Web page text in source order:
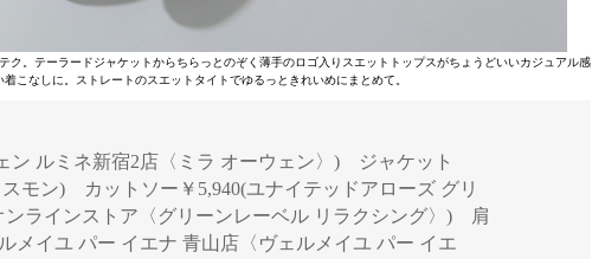
ク。テーラードジャケットからちらっとのぞく薄手のロゴ入りスエットトップスがちょうどいいカジュアル感
こなしに。ストレートのスエットタイトでゆるっときれいめにまとめて。
ン ルミネ新宿2店〈ミラ オーウェン〉) ジャケット
スモン) カットソー￥5,940(ユナイテッドアローズ グリ
ンラインストア〈グリーンレーベル リラクシング〉) 肩
メイユ パー イエナ 青山店〈ヴェルメイユ パー イエ